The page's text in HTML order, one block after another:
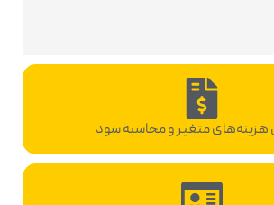
هزینه‌های متغیر و محاسبه سود